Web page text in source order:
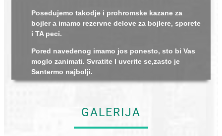
Posedujemo takodje i prohromske kazane za
bojler a imamo rezervne delove za bojlere, sporete
i TA peci.
Pored navedenog imamo jos ponesto, sto bi Vas
moglo zanimati. Svratite I uverite se,zasto je
Santermo najbolji.
GALERIJA